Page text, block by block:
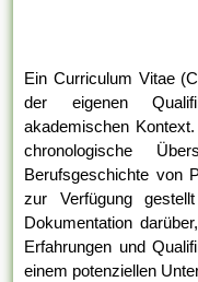
Ein Curriculum Vitae
der eigenen
akademischen
chronologische
Berufsgeschichte von
zur Verfügung
Dokumentation
Erfahrungen und
einem potenziellen